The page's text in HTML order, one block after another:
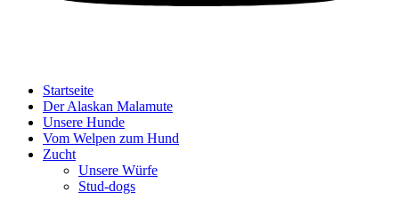
Startseite
Der Alaskan Malamute
Unsere Hunde
Vom Welpen zum Hund
Zucht
Unsere Würfe
Stud-dogs